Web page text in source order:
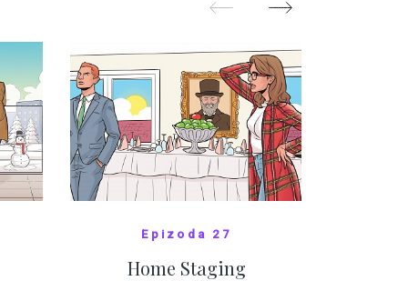
Epizoda 27
Home Staging